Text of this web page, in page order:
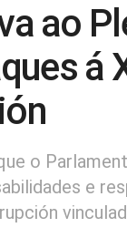
ao
á
o
e